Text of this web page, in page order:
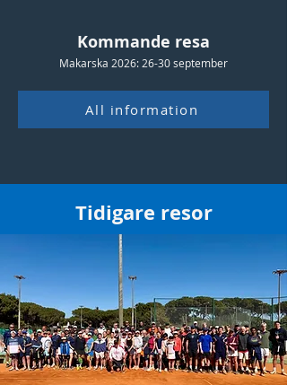
Kommande resa
Makarska 2026: 26-30 september
All information
Tidigare resor